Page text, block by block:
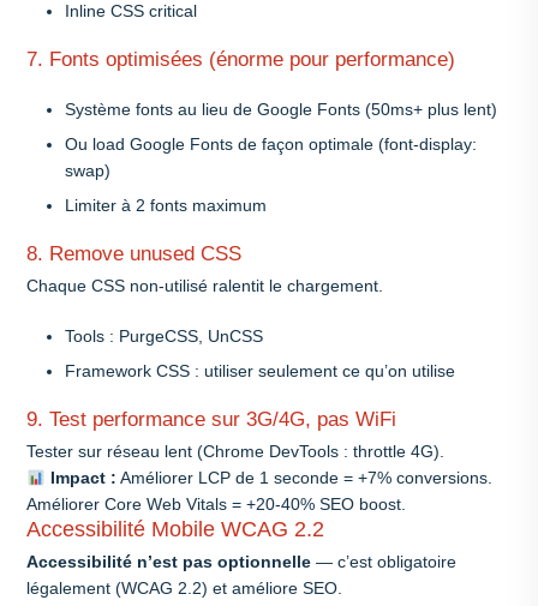
Inline CSS critical
7. Fonts optimisées (énorme pour performance)
Système fonts au lieu de Google Fonts (50ms+ plus lent)
Ou load Google Fonts de façon optimale (font-display:
swap)
Limiter à 2 fonts maximum
8. Remove unused CSS
Chaque CSS non-utilisé ralentit le chargement.
Tools : PurgeCSS, UnCSS
Framework CSS : utiliser seulement ce qu’on utilise
9. Test performance sur 3G/4G, pas WiFi
Tester sur réseau lent (Chrome DevTools : throttle 4G).
Impact : Améliorer LCP de 1 seconde = +7% conversions.
Améliorer Core Web Vitals = +20-40% SEO boost.
Accessibilité Mobile WCAG 2.2
Accessibilité n’est pas optionnelle — c’est obligatoire
légalement (WCAG 2.2) et améliore SEO.